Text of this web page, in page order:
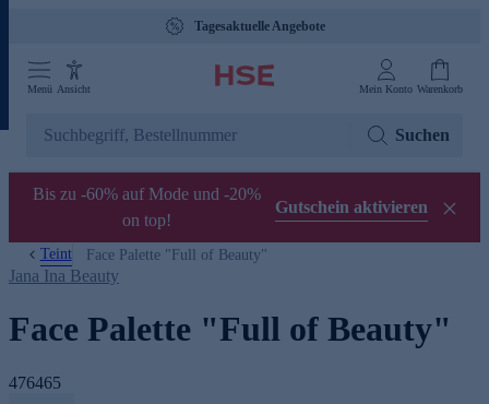
Tagesaktuelle Angebote
Menü Ansicht Mein Konto Warenkorb
Suchen
Bis zu -60% auf Mode und -20%
on top!
Gutschein aktivieren
Teint Face Palette "Full of Beauty"
Jana Ina Beauty
Face Palette "Full of Beauty"
476465